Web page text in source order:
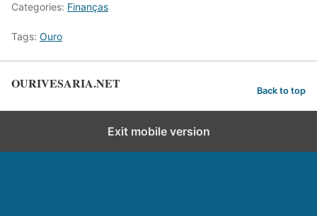
Categories: Finanças
Tags: Ouro
OURIVESARIA.NET Back to top
Exit mobile version